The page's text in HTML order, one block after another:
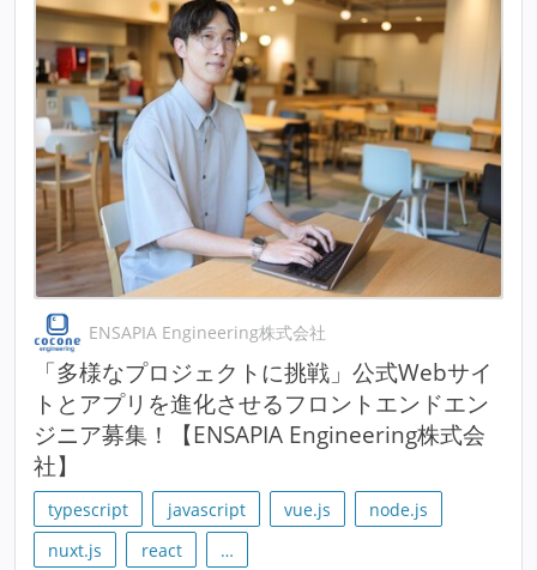
ENSAPIA Engineering株式会社
「多様なプロジェクトに挑戦」公式Webサイ
トとアプリを進化させるフロントエンドエン
ジニア募集！【ENSAPIA Engineering株式会
社】
typescript javascript vue.js
node.js
nuxt.js
react …